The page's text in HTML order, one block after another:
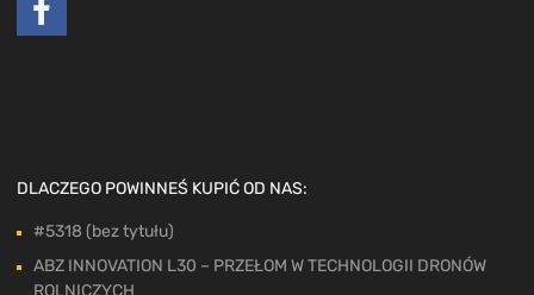
DLACZEGO POWINNEŚ KUPIĆ OD NAS:
#5318 (bez tytułu)
ABZ INNOVATION L30 – PRZEŁOM W TECHNOLOGII DRONÓW
ROLNICZYCH